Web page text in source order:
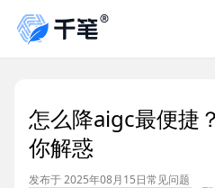
怎么降aigc最便捷
你解惑
发布于 2025年08月15日常见问题